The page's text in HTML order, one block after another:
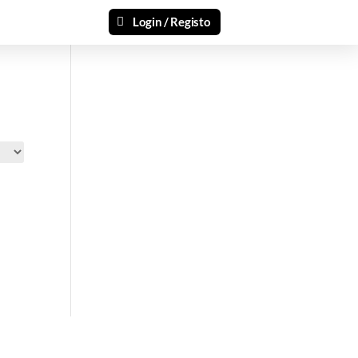
Login / Registo